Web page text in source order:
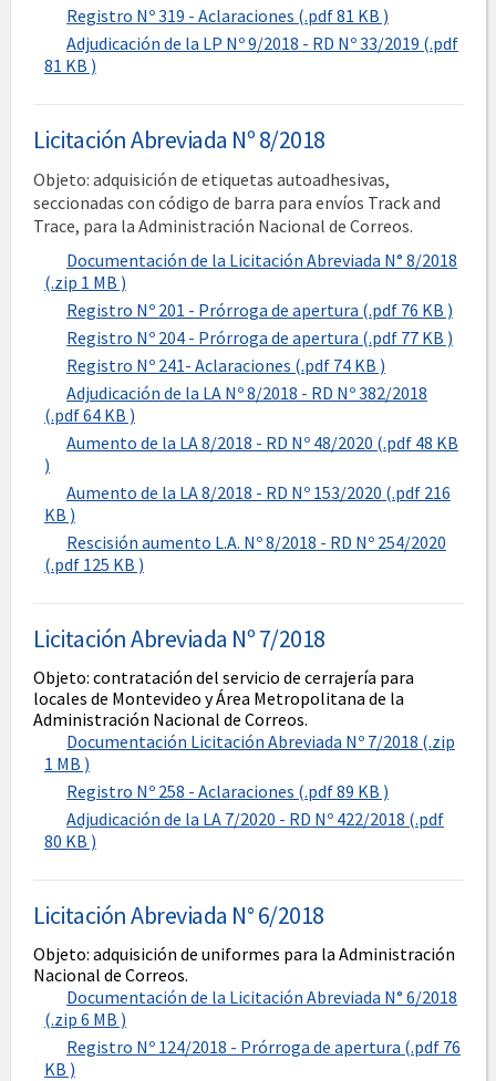
Registro Nº 319 - Aclaraciones (.pdf 81 KB )
Adjudicación de la LP Nº 9/2018 - RD Nº 33/2019 (.pdf
81 KB )
Licitación Abreviada Nº 8/2018
Objeto: adquisición de etiquetas autoadhesivas,
seccionadas con código de barra para envíos Track and
Trace, para la Administración Nacional de Correos.
Documentación de la Licitación Abreviada N° 8/2018
(.zip 1 MB )
Registro Nº 201 - Prórroga de apertura (.pdf 76 KB )
Registro Nº 204 - Prórroga de apertura (.pdf 77 KB )
Registro Nº 241- Aclaraciones (.pdf 74 KB )
Adjudicación de la LA Nº 8/2018 - RD Nº 382/2018
(.pdf 64 KB )
Aumento de la LA 8/2018 - RD Nº 48/2020 (.pdf 48 KB
)
Aumento de la LA 8/2018 - RD Nº 153/2020 (.pdf 216
KB )
Rescisión aumento L.A. Nº 8/2018 - RD Nº 254/2020
(.pdf 125 KB )
Licitación Abreviada Nº 7/2018
Objeto: contratación del servicio de cerrajería para
locales de Montevideo y Área Metropolitana de la
Administración Nacional de Correos.
Documentación Licitación Abreviada Nº 7/2018 (.zip
1 MB )
Registro Nº 258 - Aclaraciones (.pdf 89 KB )
Adjudicación de la LA 7/2020 - RD Nº 422/2018 (.pdf
80 KB )
Licitación Abreviada N° 6/2018
Objeto: adquisición de uniformes para la Administración
Nacional de Correos.
Documentación de la Licitación Abreviada N° 6/2018
(.zip 6 MB )
Registro Nº 124/2018 - Prórroga de apertura (.pdf 76
KB )